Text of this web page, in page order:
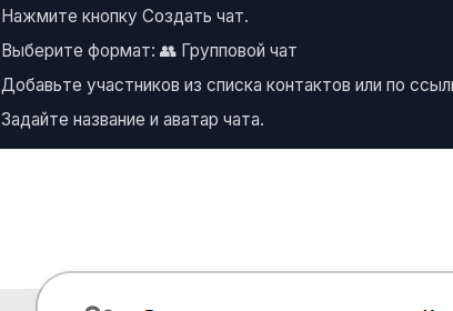
Нажмите кнопку Создать чат.
Выберите формат: 👥 Групповой чат
Добавьте участников из списка контактов или по
Задайте название и аватар чата.